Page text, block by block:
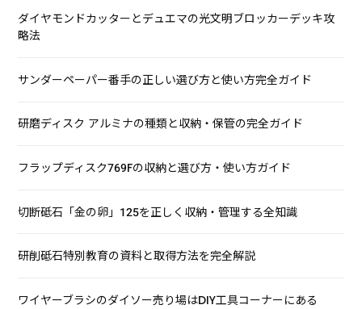
ダイヤモンドカッターとデュエマの光文明ブロッカーデッキ攻
略法
サンダーペーパー番手の正しい選び方と使い方完全ガイド
研磨ディスク アルミナの種類と収納・保管の完全ガイド
フラップディスク769Fの収納と選び方・使い方ガイド
切断砥石「金の卵」125を正しく収納・管理する全知識
研削砥石特別教育の資料と取得方法を完全解説
ワイヤーブラシのダイソー売り場はDIY工具コーナーにある